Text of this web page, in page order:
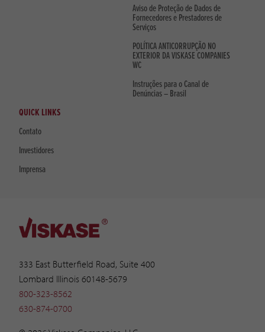
333 East Butterfield Road, Suite 400
Lombard Illinois 60148-5679
800-323-8562
630-874-0700
Aviso de Proteção de Dados de
Fornecedores e Prestadores de
Serviços
POLÍTICA ANTICORRUPÇÃO NO
EXTERIOR DA VISKASE COMPANIES
WC
Instruções para o Canal de
Denúncias – Brasil
QUICK LINKS
Contato
Investidores
Imprensa